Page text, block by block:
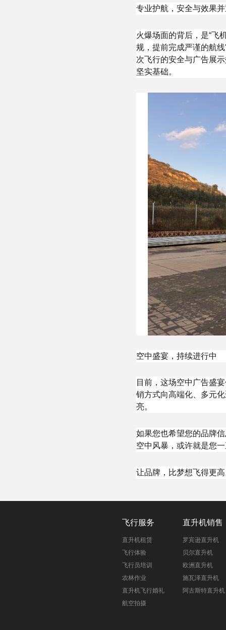
专业护航，安全与效果
火爆场面的背后，是“飞
规，提前完成严谨的航
次飞行的安全与广告展
坚实基础。
空中盛宴，持续进行中
目前，这场空中广告盛
销方式向高端化、多元
亮。
如果您也希望您的品牌
空中风暴，或许就是您
让品牌，比梦想飞得更
飞行服务
直升机租赁
飞行体验
飞行员培训
农林作业
直升机飞行婚礼
航空拍摄
直升机销售
罗宾逊直升机
贝尔直升机
欧洲直升机
施瓦泽直升机
阿古斯特直升机